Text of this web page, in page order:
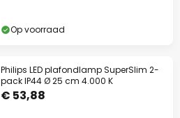
Op voorraad
Philips LED plafondlamp SuperSlim 2-
pack IP44 Ø 25 cm 4.000 K
€ 53,88